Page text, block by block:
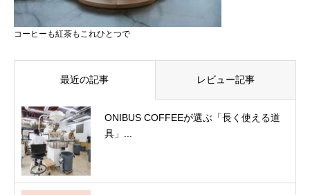
コーヒーも紅茶もこれひとつで
最近の記事 レビュー記事
ONIBUS COFFEEが選ぶ「長く使える道
具」...